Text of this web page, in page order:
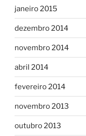
janeiro 2015
dezembro 2014
novembro 2014
abril 2014
fevereiro 2014
novembro 2013
outubro 2013